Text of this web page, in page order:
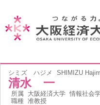
シミズ ハジメ SHIMIZU
清水 一
所属 大阪経済大学 情報社会
職種 准教授